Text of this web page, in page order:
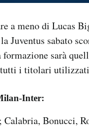
a meno di Lucas
Juventus sabato
sarà
tutti i titolari
Inter:
Calabria, Bonucci,